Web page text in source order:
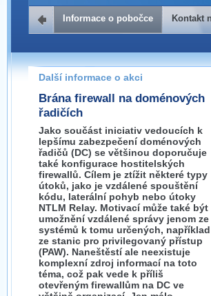
Kontakt na
Pokud máte jakýkoliv dotaz na
prosím neváhejte nás kontaktovat
praha@wug.cz
Informace o pobočce Kontakt
Další informace o akci
Brána firewall na doménových
řadičích
Jako součást iniciativ vedoucích k
lepšímu zabezpečení doménových
řadičů (DC) se většinou doporučuje
také konfigurace hostitelských
firewallů. Cílem je ztížit některé typy
útoků, jako je vzdálené spouštění
kódu, laterální pohyb nebo útoky
NTLM Relay. Motivací může také být
umožnění vzdálené správy jenom ze
systémů k tomu určených, například
ze stanic pro privilegovaný přístup
(PAW). Naneštěstí ale neexistuje
komplexní zdroj informací na toto
téma, což pak vede k příliš
otevřeným firewallům na DC ve